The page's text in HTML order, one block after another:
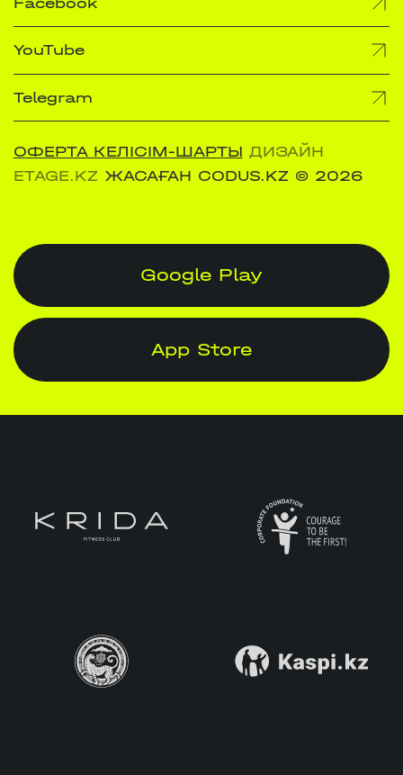
YouTube
Telegram
ОФЕРТА КЕЛІСІМ-ШАРТЫ ДИЗАЙН
ETAGE.KZ ЖАСАҒАН CODUS.KZ © 2026
Google Play
App Store